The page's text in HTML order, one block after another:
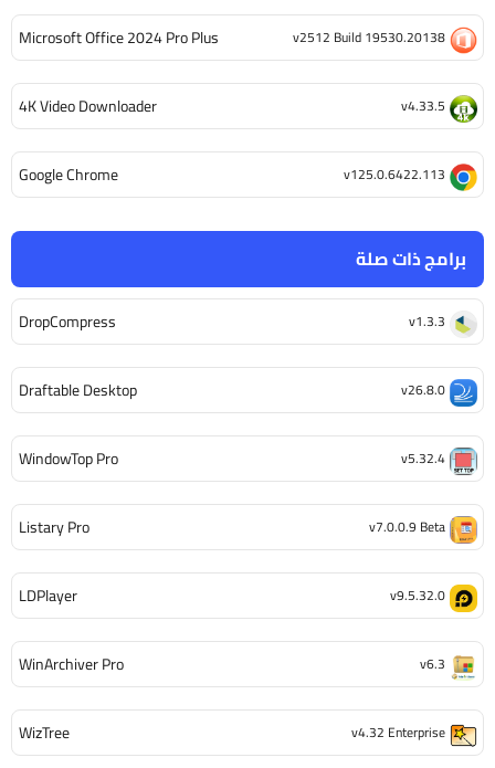
برامج ذات صلة
DropCompress v1.3.3
Draftable Desktop v26.8.0
WindowTop Pro v5.32.4
Listary Pro v7.0.0.9 Beta
LDPlayer v9.5.32.0
WinArchiver Pro v6.3
WizTree v4.32 Enterprise
Microsoft Office 2024 Pro Plus v2512 Build 19530.20138
4K Video Downloader v4.33.5
Google Chrome v125.0.6422.113